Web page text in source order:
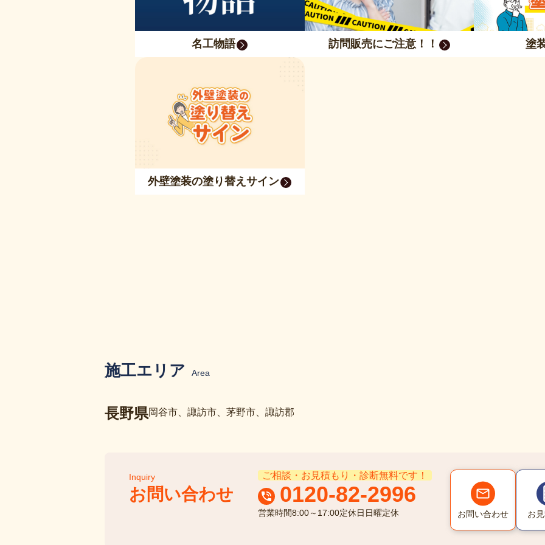
名工物語 訪問販売にご注意！！ 塗
外壁塗装の塗り替えサイン
施工エリア Area
長野県岡谷市、諏訪市、茅野市、諏訪郡
お問い合わせ
Inquiry ご相談・お見積もり・診断無料です！
0120-82-2996
営業時間8:00～17:00定休日 日曜定休 お問い合わせ お